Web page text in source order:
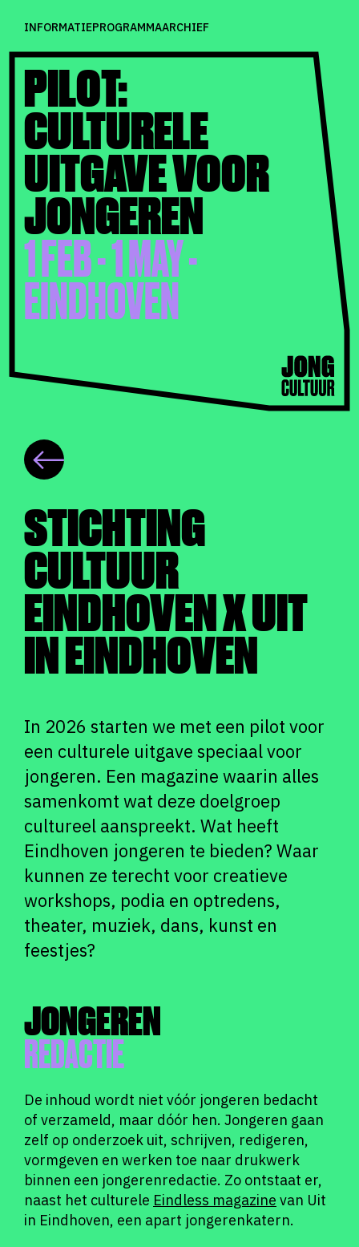
INFORMATIEPROGRAMMAARCHIEF
PILOT:
CULTURELE
UITGAVE VOOR
JONGEREN
1 FEB - 1 MAY -
EINDHOVEN
STICHTING
CULTUUR
EINDHOVEN X UIT
IN EINDHOVEN
In 2026 starten we met een pilot voor
een culturele uitgave speciaal voor
jongeren. Een magazine waarin alles
samenkomt wat deze doelgroep
cultureel aanspreekt. Wat heeft
Eindhoven jongeren te bieden? Waar
kunnen ze terecht voor creatieve
workshops, podia en optredens,
theater, muziek, dans, kunst en
feestjes?
JONGEREN
REDACTIE
De inhoud wordt niet vóór jongeren bedacht
of verzameld, maar dóór hen. Jongeren gaan
zelf op onderzoek uit, schrijven, redigeren,
vormgeven en werken toe naar drukwerk
binnen een jongerenredactie. Zo ontstaat er,
naast het culturele Eindless magazine van Uit
in Eindhoven, een apart jongerenkatern.